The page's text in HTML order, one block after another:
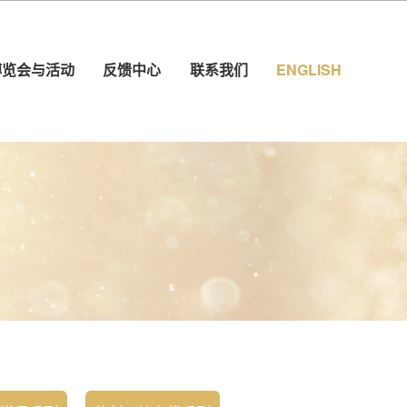
会与活动 反馈中心 联系我们 ENGLISH